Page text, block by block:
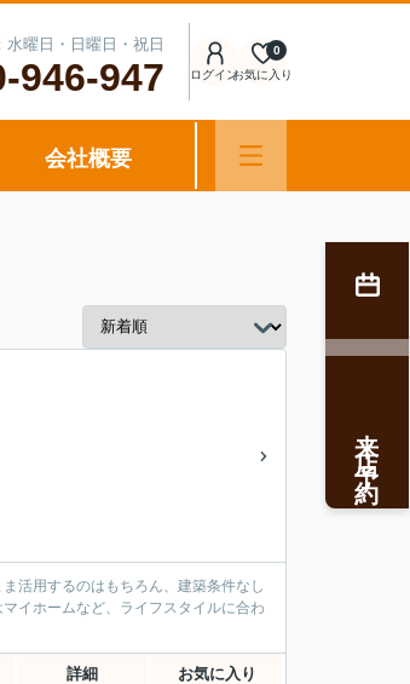
曜日・日曜日・祝日
946-947 ログインお気に入り
0
会社概要
活用するのはもちろん、建築条件なし
イホームなど、ライフスタイルに合わ
詳細 お気に入り
来店予約